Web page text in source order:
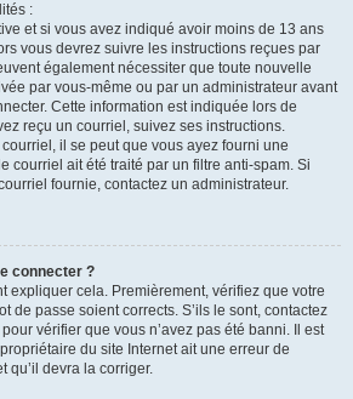
:
et si vous avez indiqué avoir moins de 13 ans
vous devrez suivre les instructions reçues par
également nécessiter que toute nouvelle
par vous-même ou par un administrateur avant
Cette information est indiquée lors de
reçu un courriel, suivez ses instructions.
il se peut que vous ayez fourni une
courriel ait été traité par un filtre anti-spam. Si
fournie, contactez un administrateur.
connecter ?
expliquer cela. Premièrement, vérifiez que votre
de passe soient corrects. S’ils le sont, contactez
vérifier que vous n’avez pas été banni. Il est
du site Internet ait une erreur de
qu’il devra la corriger.